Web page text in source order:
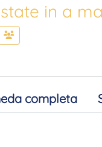
in a
completa